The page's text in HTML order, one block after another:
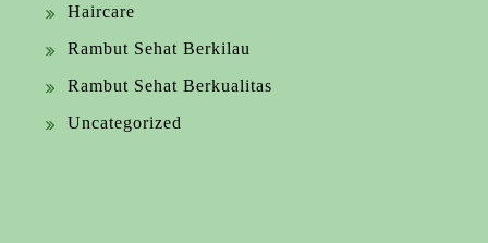
Haircare
Rambut Sehat Berkilau
Rambut Sehat Berkualitas
Uncategorized